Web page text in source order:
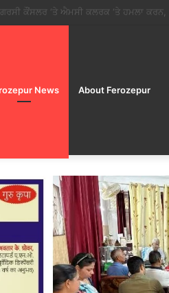
गौरव डीलक्स AC टूरिस्ट ट्रेन’ पर शानदार
News About Ferozepur